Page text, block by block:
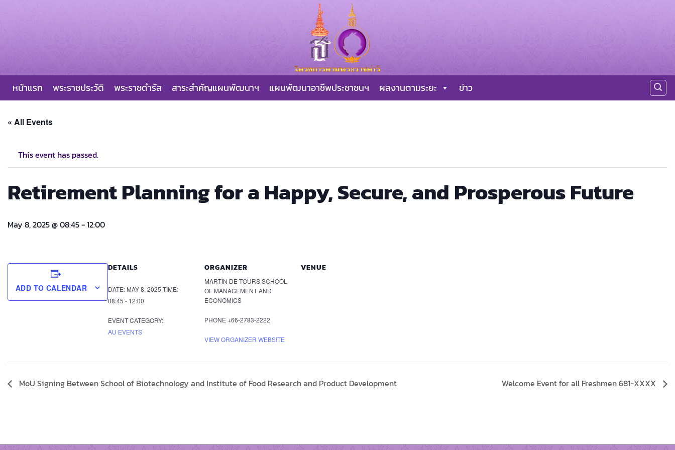
หน้าแรก พระราชประวัติ พระราชดำรัส สาระสำคัญแผนพัฒนาฯ แผนพัฒนาอาชีพประชาชนฯ ผลงานตามระยะ ข่าว
« All Events
This event has passed.
Retirement Planning for a Happy, Secure, and Prosperous Future
May 8, 2025 @ 08:45-12:00
ADD TO CALENDAR
DETAILS
DATE: MAY 8, 2025 TIME:
08:45 - 12:00
EVENT CATEGORY:
AU EVENTS
ORGANIZER
MARTIN DE TOURS SCHOOL
OF MANAGEMENT AND
ECONOMICS
PHONE +66-2783-2222
VIEW ORGANIZER WEBSITE
VENUE
MoU Signing Between School of Biotechnology and Institute of Food Research and Product Development Welcome Event for all Freshmen 681-XXXX